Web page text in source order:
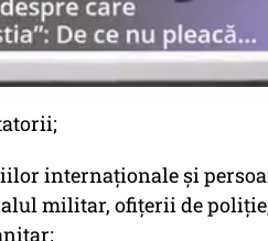
internaţionale şi
militar, ofiţerii de